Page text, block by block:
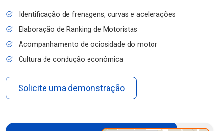
Identificação de frenagens, curvas e acelerações
Elaboração de Ranking de Motoristas
Acompanhamento de ociosidade do motor
Cultura de condução econômica
Solicite uma demonstração